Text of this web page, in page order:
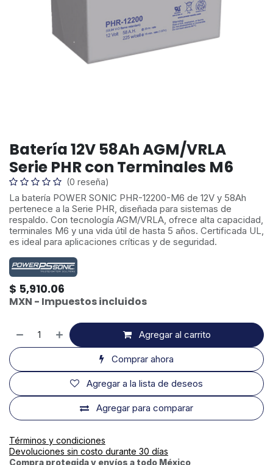
Batería 12V 58Ah AGM/VRLA
Serie PHR con Terminales M6
(0 reseña)
La batería POWER SONIC PHR-12200-M6 de 12V y 58Ah
pertenece a la Serie PHR, diseñada para sistemas de
respaldo. Con tecnología AGM/VRLA, ofrece alta capacidad,
terminales M6 y una vida útil de hasta 5 años. Certificada UL,
es ideal para aplicaciones críticas y de seguridad.
$ 5,910.06
MXN - Impuestos incluidos
Agregar al carrito
Comprar ahora
Agregar para comparar
Agregar a la lista de deseos
Términos y condiciones
Devoluciones sin costo durante 30 días
Compra protegida y envíos a todo México